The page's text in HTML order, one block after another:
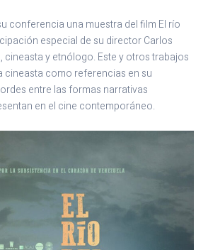
conferencia una muestra del film El río
especial de su director Carlos
cineasta y etnólogo. Este y otros trabajos
cineasta como referencias en su
entre las formas narrativas
en el cine contemporáneo.